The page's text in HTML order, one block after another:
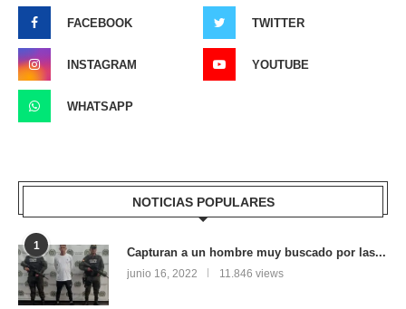
FACEBOOK TWITTER
INSTAGRAM YOUTUBE
WHATSAPP
NOTICIAS POPULARES
1 Capturan a un hombre muy buscado por las...
junio 16, 2022 11.846 views